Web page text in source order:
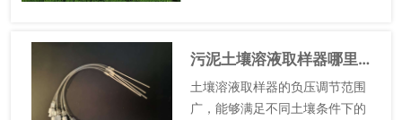
管理规定，确保操作人员和环境
的安全。在实验室研究中，放射
性同...
污泥土壤溶液取样器哪里有卖的
土壤溶液取样器的负压调节范围
广，能够满足不同土壤条件下的